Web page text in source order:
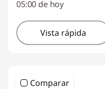
05:00 de hoy
Vista rápida
Comparar